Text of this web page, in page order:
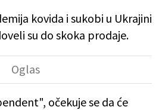
kovida i sukobi u Ukrajini
su do skoka prodaje.
očekuje se da će